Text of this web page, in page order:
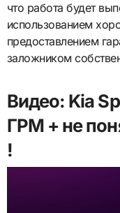
что работа будет
использованием
предоставлением
заложником
Видео: Kia
ГРМ + не
!